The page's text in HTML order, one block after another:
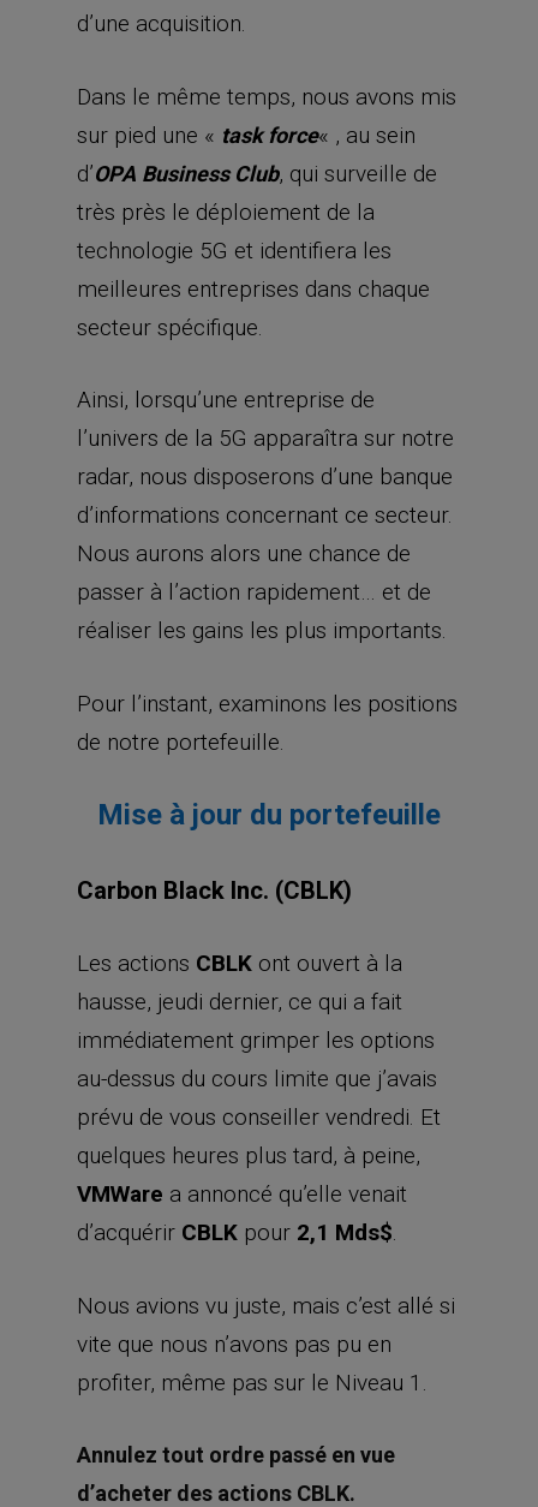
d’une acquisition.
Dans le même temps, nous avons mis
sur pied une « task force« , au sein
d’OPA Business Club, qui surveille de
très près le déploiement de la
technologie 5G et identifiera les
meilleures entreprises dans chaque
secteur spécifique.
Ainsi, lorsqu’une entreprise de
l’univers de la 5G apparaîtra sur notre
radar, nous disposerons d’une banque
d’informations concernant ce secteur.
Nous aurons alors une chance de
passer à l’action rapidement… et de
réaliser les gains les plus importants.
Pour l’instant, examinons les positions
de notre portefeuille.
Mise à jour du portefeuille
Carbon Black Inc. (CBLK)
Les actions CBLK ont ouvert à la
hausse, jeudi dernier, ce qui a fait
immédiatement grimper les options
au-dessus du cours limite que j’avais
prévu de vous conseiller vendredi. Et
quelques heures plus tard, à peine,
VMWare a annoncé qu’elle venait
d’acquérir CBLK pour 2,1 Mds$.
Nous avions vu juste, mais c’est allé si
vite que nous n’avons pas pu en
profiter, même pas sur le Niveau 1.
Annulez tout ordre passé en vue
d’acheter des actions CBLK.